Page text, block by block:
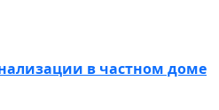
в частном доме